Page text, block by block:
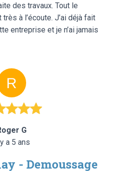
des travaux. Tout le
à l’écoute. J’ai déjà fait
entreprise et je n’ai jamais
G
a 5 ans
- Demoussage